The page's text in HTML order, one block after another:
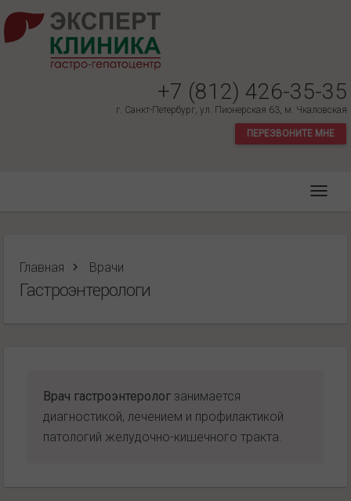
+7 (812) 426-35-35
г. Санкт-Петербург, ул. Пионерская 63, м. Чкаловская
ПЕРЕЗВОНИТЕ МНЕ
Главная Врачи
Гастроэнтерологи
Врач гастроэнтеролог занимается
диагностикой, лечением и профилактикой
патологий желудочно-кишечного тракта.